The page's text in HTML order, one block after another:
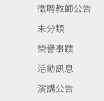
徵聘教師公告
未分類
榮譽事蹟
活動訊息
演講公告